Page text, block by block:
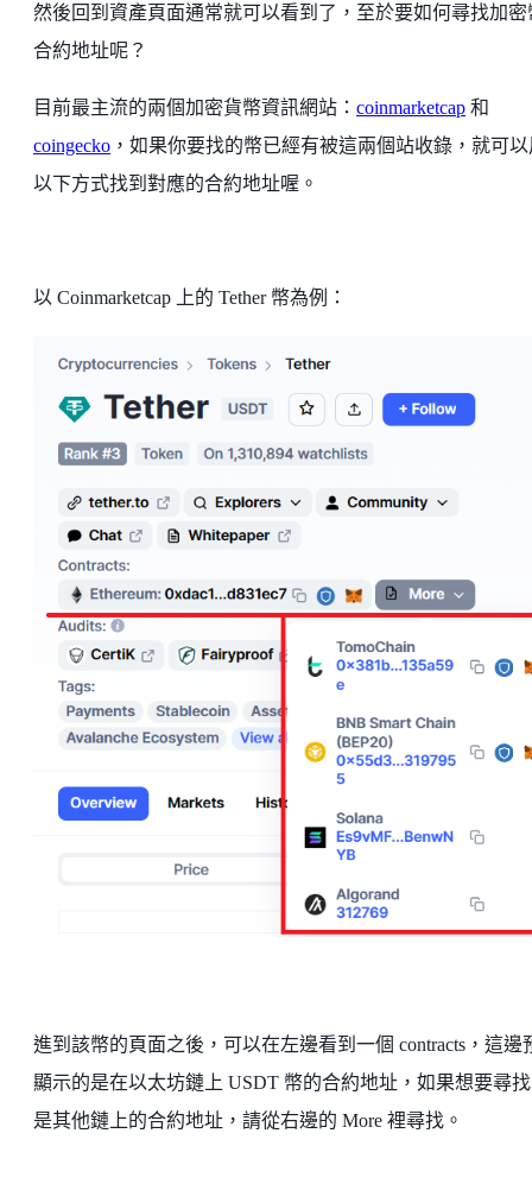
然後回到資產頁面通常就可以看到了，至於要如何尋找加密
合約地址呢？
目前最主流的兩個加密貨幣資訊網站： coinmarketcap 和
coingecko ，如果你要找的幣已經有被這兩個站收錄，就可
以下方式找到對應的合約地址喔。
以 Coinmarketcap 上的 Tether 幣為例：
進到該幣的頁面之後，可以在左邊看到一個 contracts，這邊
顯示的是在以太坊鏈上 USDT 幣的合約地址，如果想要尋
是其他鏈上的合約地址，請從右邊的 More 裡尋找。